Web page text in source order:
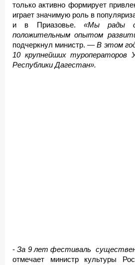
только активно формирует
играет значимую роль в
и в Приазовье. «Мы рады
положительным опытом
подчеркнул министр. —В этом
10 крупнейших туроператоров
Республики Дагестан».
- За 9 лет фестиваль
отмечает министр культуры